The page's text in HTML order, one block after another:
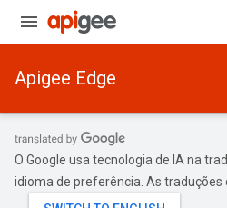
Apigee Edge
O Google usa tecnologia de IA na
idioma de preferência. As traduções